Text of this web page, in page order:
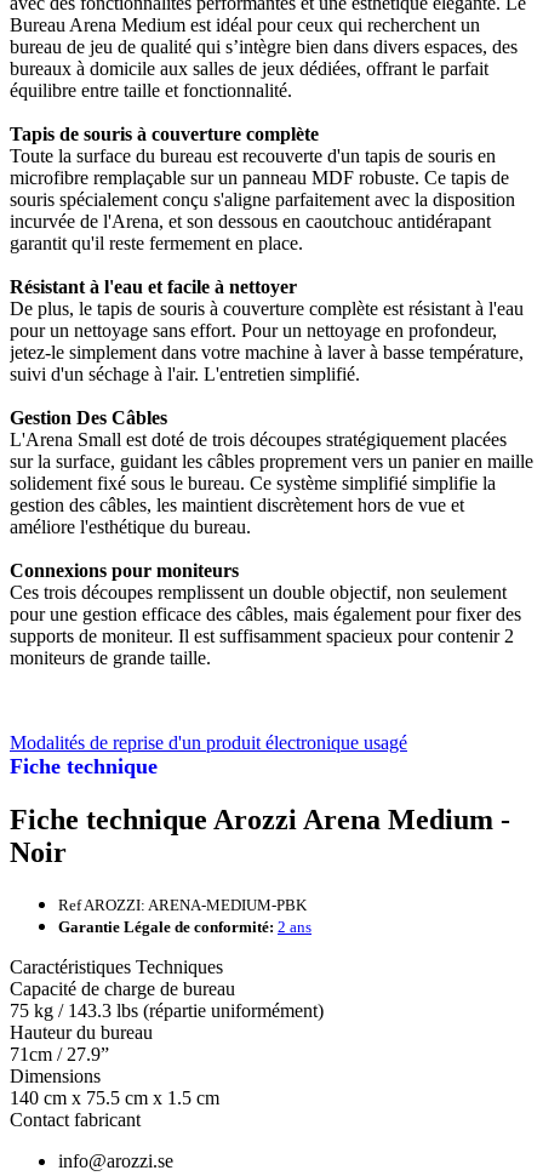
Fiche technique
Bureau Arena Medium est idéal pour ceux qui recherchent un
bureau de jeu de qualité qui s’intègre bien dans divers espaces, des
bureaux à domicile aux salles de jeux dédiées, offrant le parfait
équilibre entre taille et fonctionnalité.
Tapis de souris à couverture complète
Toute la surface du bureau est recouverte d'un tapis de souris en
microfibre remplaçable sur un panneau MDF robuste. Ce tapis de
souris spécialement conçu s'aligne parfaitement avec la disposition
incurvée de l'Arena, et son dessous en caoutchouc antidérapant
garantit qu'il reste fermement en place.
Résistant à l'eau et facile à nettoyer
De plus, le tapis de souris à couverture complète est résistant à l'eau
pour un nettoyage sans effort. Pour un nettoyage en profondeur,
jetez-le simplement dans votre machine à laver à basse température,
suivi d'un séchage à l'air. L'entretien simplifié.
Gestion Des Câbles
L'Arena Small est doté de trois découpes stratégiquement placées
sur la surface, guidant les câbles proprement vers un panier en maille
solidement fixé sous le bureau. Ce système simplifié simplifie la
gestion des câbles, les maintient discrètement hors de vue et
améliore l'esthétique du bureau.
Connexions pour moniteurs
Ces trois découpes remplissent un double objectif, non seulement
pour une gestion efficace des câbles, mais également pour fixer des
supports de moniteur. Il est suffisamment spacieux pour contenir 2
moniteurs de grande taille.
Modalités de reprise d'un produit électronique usagé
Fiche technique Arozzi Arena Medium -
Noir
Ref AROZZI: ARENA-MEDIUM-PBK
Garantie Légale de conformité: 2 ans
Caractéristiques Techniques
Capacité de charge de bureau
75 kg / 143.3 lbs (répartie uniformément)
Hauteur du bureau
71cm / 27.9”
Dimensions
140 cm x 75.5 cm x 1.5 cm
Contact fabricant
info@arozzi.se